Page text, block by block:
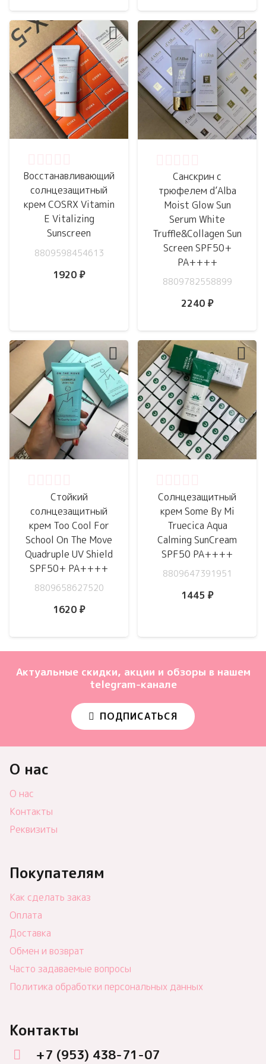
Восстанавливающий
солнцезащитный
крем COSRX Vitamin
E Vitalizing
Sunscreen
8809598454613
1920 ₽
Санскрин с
трюфелем d’Alba
Moist Glow Sun
Serum White
Truffle&Collagen Sun
Screen SPF50+
PA++++
8809782558899
2240 ₽
Стойкий
солнцезащитный
крем Too Cool For
School On The Move
Quadruple UV Shield
SPF50+ PA++++
8809658627520
1620 ₽
Солнцезащитный
крем Some By Mi
Truecica Aqua
Calming SunCream
SPF50 PA++++
8809647391951
1445 ₽
Актуальные скидки, акции и обзоры в нашем
telegram-канале
ПОДПИСАТЬСЯ
О нас
О нас
Контакты
Реквизиты
Покупателям
Как сделать заказ
Оплата
Доставка
Обмен и возврат
Часто задаваемые вопросы
Политика обработки персональных данных
Контакты
+7 (953) 438-71-07